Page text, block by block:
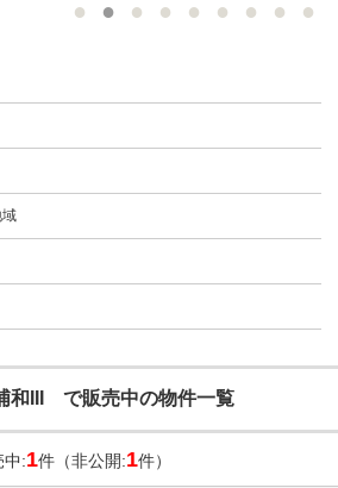
和III で販売中の物件一覧
中:1件（非公開:1件）